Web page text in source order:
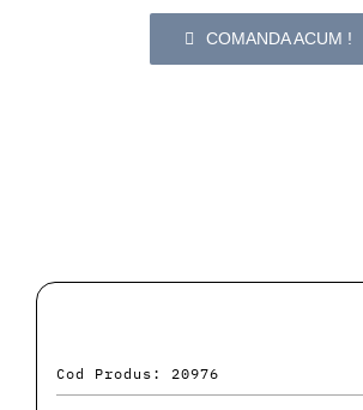
COMANDA ACUM !
Cod Produs: 20976